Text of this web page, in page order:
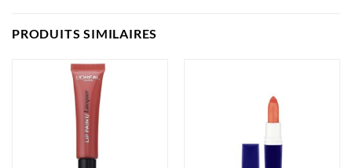
PRODUITS SIMILAIRES